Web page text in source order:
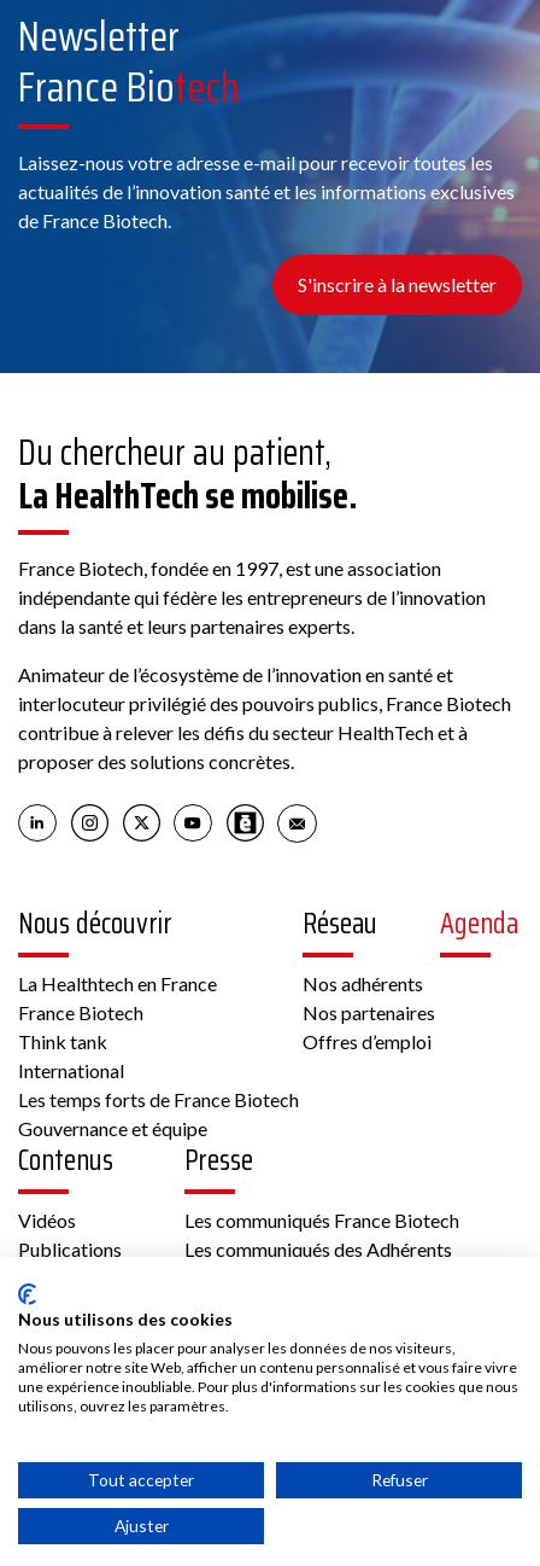
Newsletter
France Biotech
Laissez-nous votre adresse e-mail pour recevoir toutes les
actualités de l’innovation santé et les informations exclusives
de France Biotech.
S'inscrire à la newsletter
Du chercheur au patient,
La HealthTech se mobilise.
France Biotech, fondée en 1997, est une association
indépendante qui fédère les entrepreneurs de l’innovation
dans la santé et leurs partenaires experts.
Animateur de l’écosystème de l’innovation en santé et
interlocuteur privilégié des pouvoirs publics, France Biotech
contribue à relever les défis du secteur HealthTech et à
proposer des solutions concrètes.
Nous découvrir
La Healthtech en France
France Biotech
Think tank
International
Les temps forts de France Biotech
Gouvernance et équipe
Réseau
Nos adhérents
Nos partenaires
Offres d’emploi
Agenda
Contenus
Vidéos
Publications
Presse
Les communiqués France Biotech
Les communiqués des Adhérents
Nous rejoindre
Adhésion
Les avantages d’adhérer à France Biotech
Nous utilisons des cookies
Nous pouvons les placer pour analyser les données de nos visiteurs,
améliorer notre site Web, afficher un contenu personnalisé et vous faire vivre
une expérience inoubliable. Pour plus d'informations sur les cookies que nous
utilisons, ouvrez les paramètres.
Tout accepter Refuser
Ajuster